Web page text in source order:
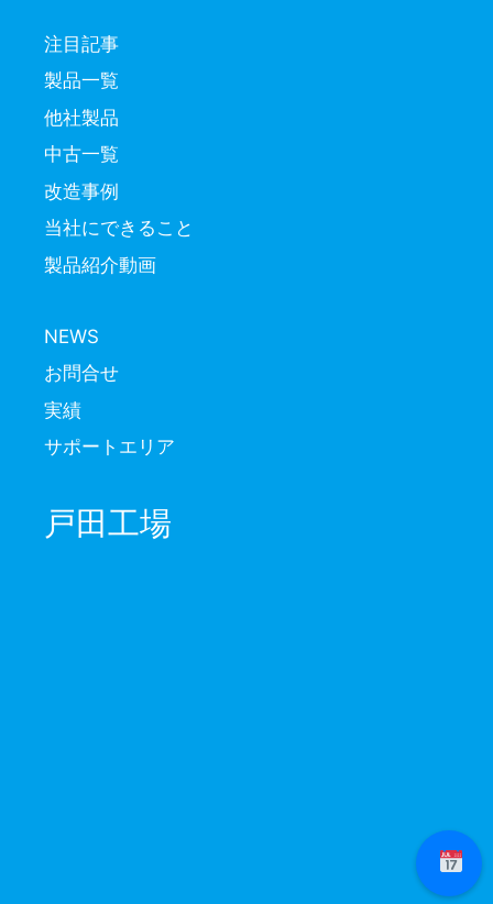
注目記事
製品一覧
他社製品
中古一覧
改造事例
当社にできること
製品紹介動画
NEWS
お問合せ
実績
サポートエリア
戸田工場